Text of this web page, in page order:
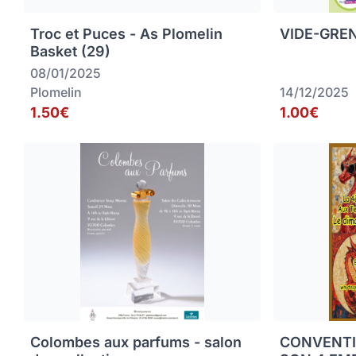
Troc et Puces - As Plomelin
Basket (29)
08/01/2025
Plomelin
1.50€
VIDE-
14/12/2025
1.00€
Colombes aux parfums - salon